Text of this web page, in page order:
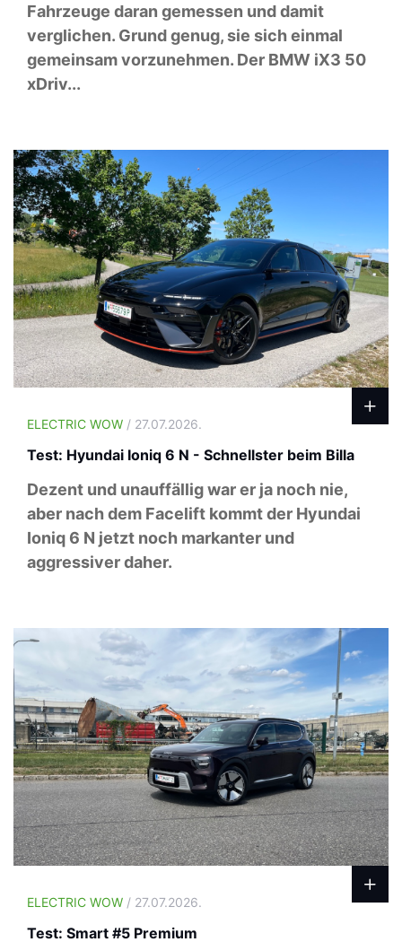
Fahrzeuge daran gemessen und damit
verglichen. Grund genug, sie sich einmal
gemeinsam vorzunehmen. Der BMW iX3 50
xDriv...
ELECTRIC WOW / 27.07.2026.
Test: Hyundai Ioniq 6 N - Schnellster beim Billa
Dezent und unauffällig war er ja noch nie,
aber nach dem Facelift kommt der Hyundai
Ioniq 6 N jetzt noch markanter und
aggressiver daher.
ELECTRIC WOW / 27.07.2026.
Test: Smart #5 Premium